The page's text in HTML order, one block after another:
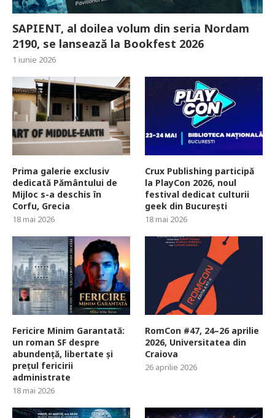
SAPIENT, al doilea volum din seria Nordam
2190, se lansează la Bookfest 2026
1 iunie 2026
Prima galerie exclusiv
dedicată Pământului de
Mijloc s-a deschis în
Corfu, Grecia
18 mai 2026
Crux Publishing participă
la PlayCon 2026, noul
festival dedicat culturii
geek din București
18 mai 2026
Fericire Minim Garantată:
un roman SF despre
abundență, libertate și
prețul fericirii
administrate
18 mai 2026
RomCon #47, 24–26 aprilie
2026, Universitatea din
Craiova
26 aprilie 2026